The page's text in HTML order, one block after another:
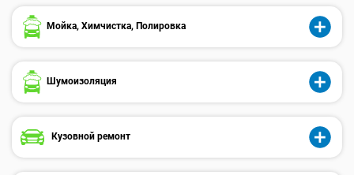
Мойка, Химчистка, Полировка
Шумоизоляция
Кузовной ремонт